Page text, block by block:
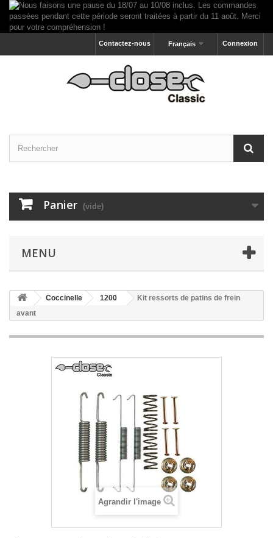
Connexion
Français
Contactez-nous
Panier (vide)
MENU
Coccinelle 1200
Kit ressorts de patins de frein
avant
Agrandir l'image